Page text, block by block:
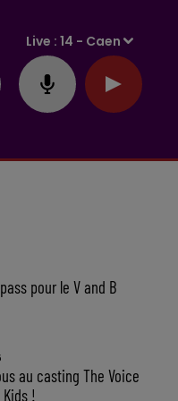
Live :14 - Caen
pour le V and B
au casting The Voice
!